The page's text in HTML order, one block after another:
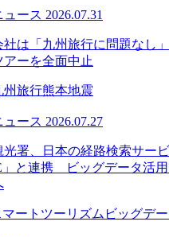
ュース 2026.07.31
社は「九州旅行に問題なし
ーを全面中止
州旅行熊本地震
ュース 2026.07.27
光署、日本の経路検索サー
」と連携 ビッグデータ活用
マートツーリズム ビッグデ